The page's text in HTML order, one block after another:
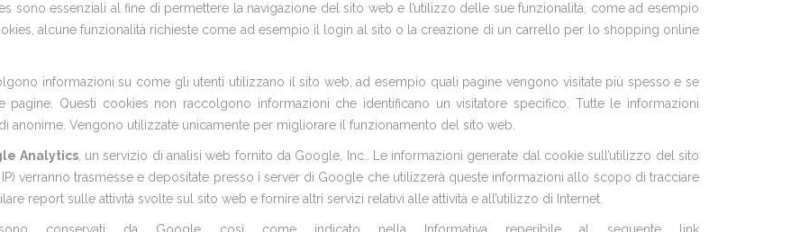
sono essenziali al fine di permettere la navigazione del sito web e l’utilizzo delle sue funzionalità, come ad esempio
alcune funzionalità richieste come ad esempio il login al sito o la creazione di un carrello per lo shopping online
informazioni su come gli utenti utilizzano il sito web, ad esempio quali pagine vengono visitate più spesso e se
Questi cookies non raccolgono informazioni che identificano un visitatore specifico. Tutte le informazioni
anonime. Vengono utilizzate unicamente per migliorare il funzionamento del sito web.
Analytics, un servizio di analisi web fornito da Google, Inc.. Le informazioni generate dal cookie sull’utilizzo del sito
verranno trasmesse e depositate presso i server di Google che utilizzerà queste informazioni allo scopo di tracciare
report sulle attività svolte sul sito web e fornire altri servizi relativi alle attività e all’utilizzo di Internet.